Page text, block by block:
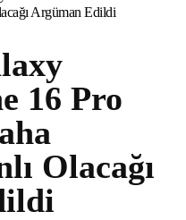
Argüman Edildi
16 Pro
Olacağı